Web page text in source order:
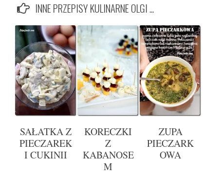
INNE PRZEPISY KULINARNE OLGI ...
SAŁATKA Z
PIECZAREK
I CUKINII
KORECZKI
Z
KABANOSE
M
ZUPA
PIECZARK
OWA